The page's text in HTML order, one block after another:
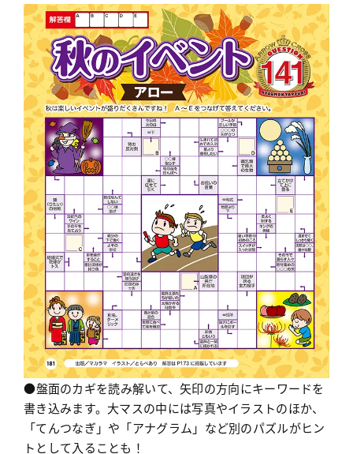
●盤面のカギを読み解いて、矢印の方向にキーワードを
書き込みます。大マスの中には写真やイラストのほか、
「てんつなぎ」や「アナグラム」など別のパズルがヒン
トとして入ることも！